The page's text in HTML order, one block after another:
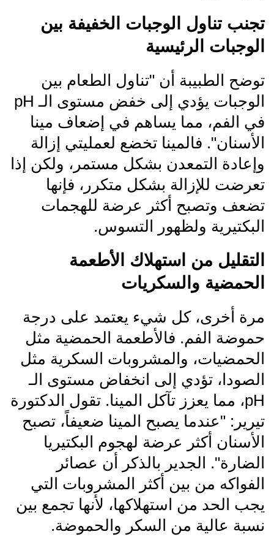
تجنب تناول الوجبات الخفيفة بين
الوجبات الرئيسية
توضح الطبيبة أن "تناول الطعام بين
الوجبات يؤدي إلى خفض مستوى الـ pH
في الفم، مما يساهم في إضعاف مينا
الأسنان". فالمينا تخضع لعمليتي إزالة
وإعادة التمعدن بشكل مستمر، ولكن إذا
تعرضت للإزالة بشكل متكرر، فإنها
تضعف وتصبح أكثر عرضة للهجمات
البكتيرية ولظهور التسوس.
التقليل من استهلاك الأطعمة
الحمضية والسكريات
مرة أخرى، كل شيء يعتمد على درجة
حموضة الفم. فالأطعمة الحمضية مثل
الحمضيات، والمشروبات السكرية مثل
الصودا، تؤدي إلى انخفاض مستوى الـ
pH، مما يعزز تآكل المينا. تقول الدكتورة
تيرير: "عندما يصبح المينا ضعيفاً، تصبح
الأسنان أكثر عرضة لهجوم البكتيريا
الضارة". الجدير بالذكر أن عصائر
الفواكه من بين أكثر المشروبات التي
يجب الحد من استهلاكها، لأنها تجمع بين
نسبة عالية من السكر والحموضة.